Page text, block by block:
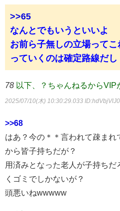
>>65
なんとでもいうといいよ
お前ら子無しの立場って
っていくのは確定路線だし
78 以下、？ちゃんねるからVIP
2025/07/10(木) 10:30:29.033
>>68
はあ？今の＊＊言われて疎ま
から皆子持ちだが？
用済みとなった老人が子持ちだ
くゴミでしかないが？
頭悪いねwwwww